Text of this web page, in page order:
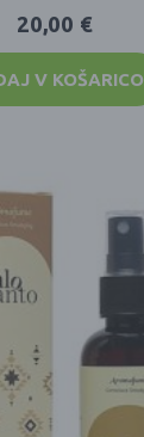
20,00 €
V KOŠARICO